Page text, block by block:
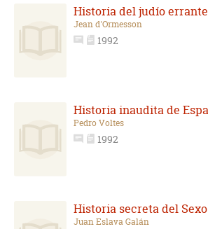
Historia del judío errante
Jean d'Ormesson
1992
Historia inaudita de
Pedro Voltes
1992
Historia secreta del
Juan Eslava Galán